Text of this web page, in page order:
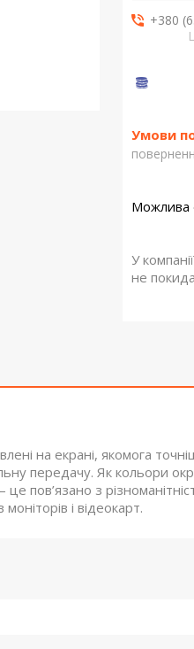
+380
У
не
на екрані, якомога
передачу. Як кольори
пов’язано з
і відеокарт.